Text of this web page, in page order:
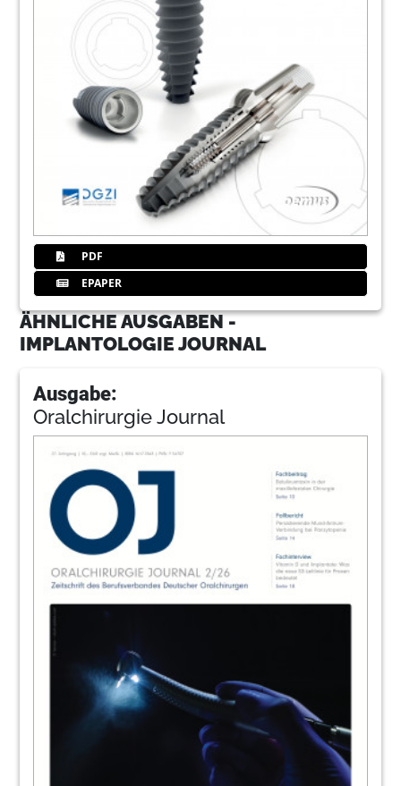
PDF
EPAPER
ÄHNLICHE AUSGABEN -
IMPLANTOLOGIE JOURNAL
Ausgabe:
Oralchirurgie Journal